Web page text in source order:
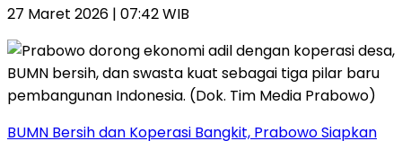
27 Maret 2026 | 07:42 WIB
BUMN Bersih dan Koperasi Bangkit, Prabowo Siapkan